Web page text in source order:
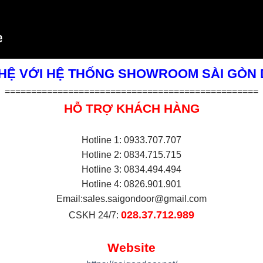
VỚI HỆ THỐNG SHOWROOM SÀI GÒN
================================================
HỖ TRỢ KHÁCH HÀNG
Hotline 1: 0933.707.707
Hotline 2: 0834.715.715
Hotline 3: 0834.494.494
Hotline 4: 0826.901.901
Email:sales.saigondoor@gmail.com
CSKH 24/7: 028.37.712.989
Website